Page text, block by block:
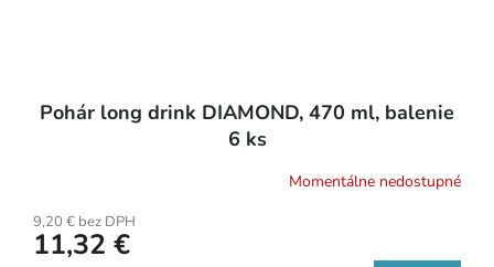
Pohár long drink DIAMOND, 470 ml, balenie
6 ks
Momentálne nedostupné
9,20 € bez DPH
11,32 €